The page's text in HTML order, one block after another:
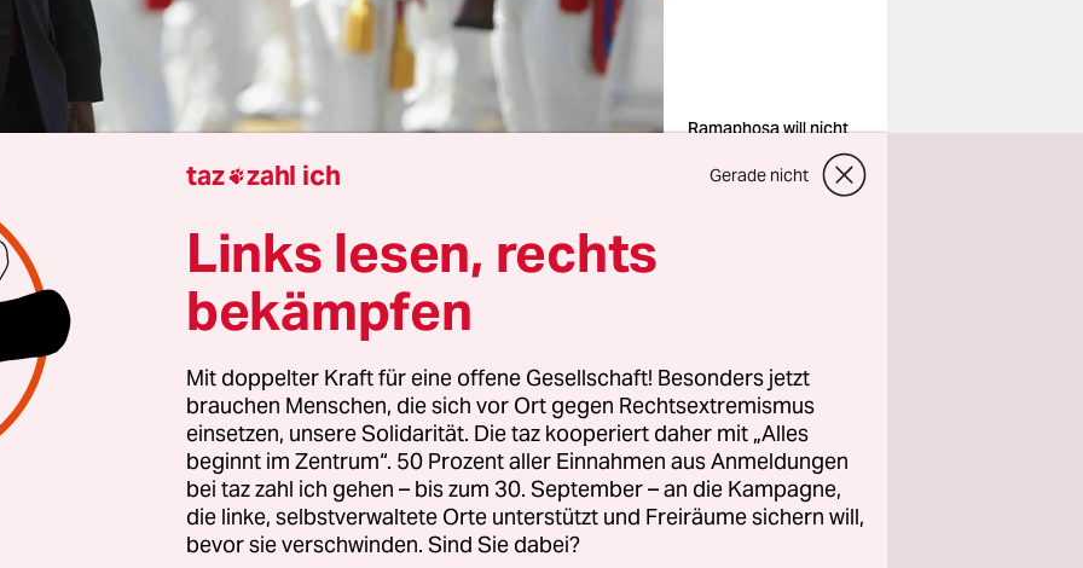
Ramaphosa will nicht
Foto: Luis Nova/AP
Tintswalo Baloyi
Cyril Ramaphosa will nicht zurücktreten. In einer
an die Nation am Montagabendversuchte er, einen
um den neuesten Skandal um seine Person zu ziehen,
Amtsenthebungsverfahren durch das Parlament
hat. Er betonte die Bedeutung von Stabilität,
und Respektierung der verfassungsgemäßen Abläufe.
konzentriere sich weiterhin auf die Erholung der
taz zahl ich Gerade nicht
Links lesen, rechts
bekämpfen
Mit doppelter Kraft für eine offene Gesellschaft! Besonders jetzt
brauchen Menschen, die sich vor Ort gegen Rechtsextremismus
einsetzen, unsere Solidarität. Die taz kooperiert daher mit „Alles
beginnt im Zentrum“. 50 Prozent aller Einnahmen aus Anmeldungen
bei taz zahl ich gehen – bis zum 30. September – an die Kampagne,
die linke, selbstverwaltete Orte unterstützt und Freiräume sichern will,
bevor sie verschwinden. Sind Sie dabei?